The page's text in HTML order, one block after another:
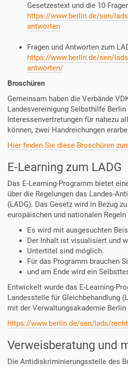
Gesetzestext und die 10
https://www.berlin.de/sen/
antworten
Fragen und Antworten zum
https://www.berlin.de/sen/
antworten/
Broschüren
Gemeinsam haben die Verbände
Landesvereinigung Selbsthilfe Berlin
Interessenvertretungen für nahezu
können, zwei Handreichungen
Hier finden Sie diese Broschüren
E-Learning zum LADG
Das E-Learning-Programm bietet
über die Regelungen das Landes-
(LADG). Das Gesetz wird in Bezug
europäischen und nationalen
Es wird mit ausgesuchten
Der Inhalt ist visualisiert und
Untertitel sind möglich.
Für das Programm brauchen
und am Ende wird ein
Entwickelt wurde das E-Learning-
Landesstelle für Gleichbehandlung (
mit der Verwaltungsakademie Berlin
https://www.berlin.de/sen/lads/
Verweisberatung und
Die Antidiskriminierungsstelle des